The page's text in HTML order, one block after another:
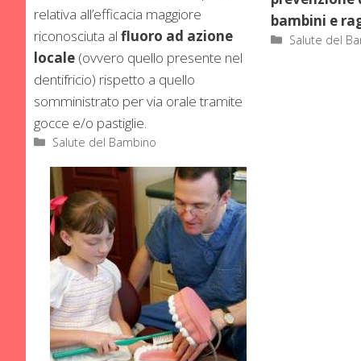
relativa all’efficacia maggiore
riconosciuta al fluoro ad azione
locale (ovvero quello presente nel
dentifricio) rispetto a quello
somministrato per via orale tramite
gocce e/o pastiglie.
Categorie
Salute del Bambino
bambini e
Categorie
Salute del